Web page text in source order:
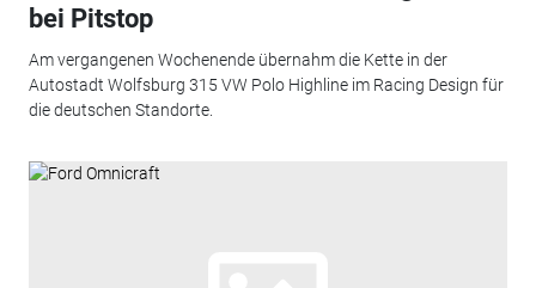
bei Pitstop
Am vergangenen Wochenende übernahm die Kette in der
Autostadt Wolfsburg 315 VW Polo Highline im Racing Design für
die deutschen Standorte.